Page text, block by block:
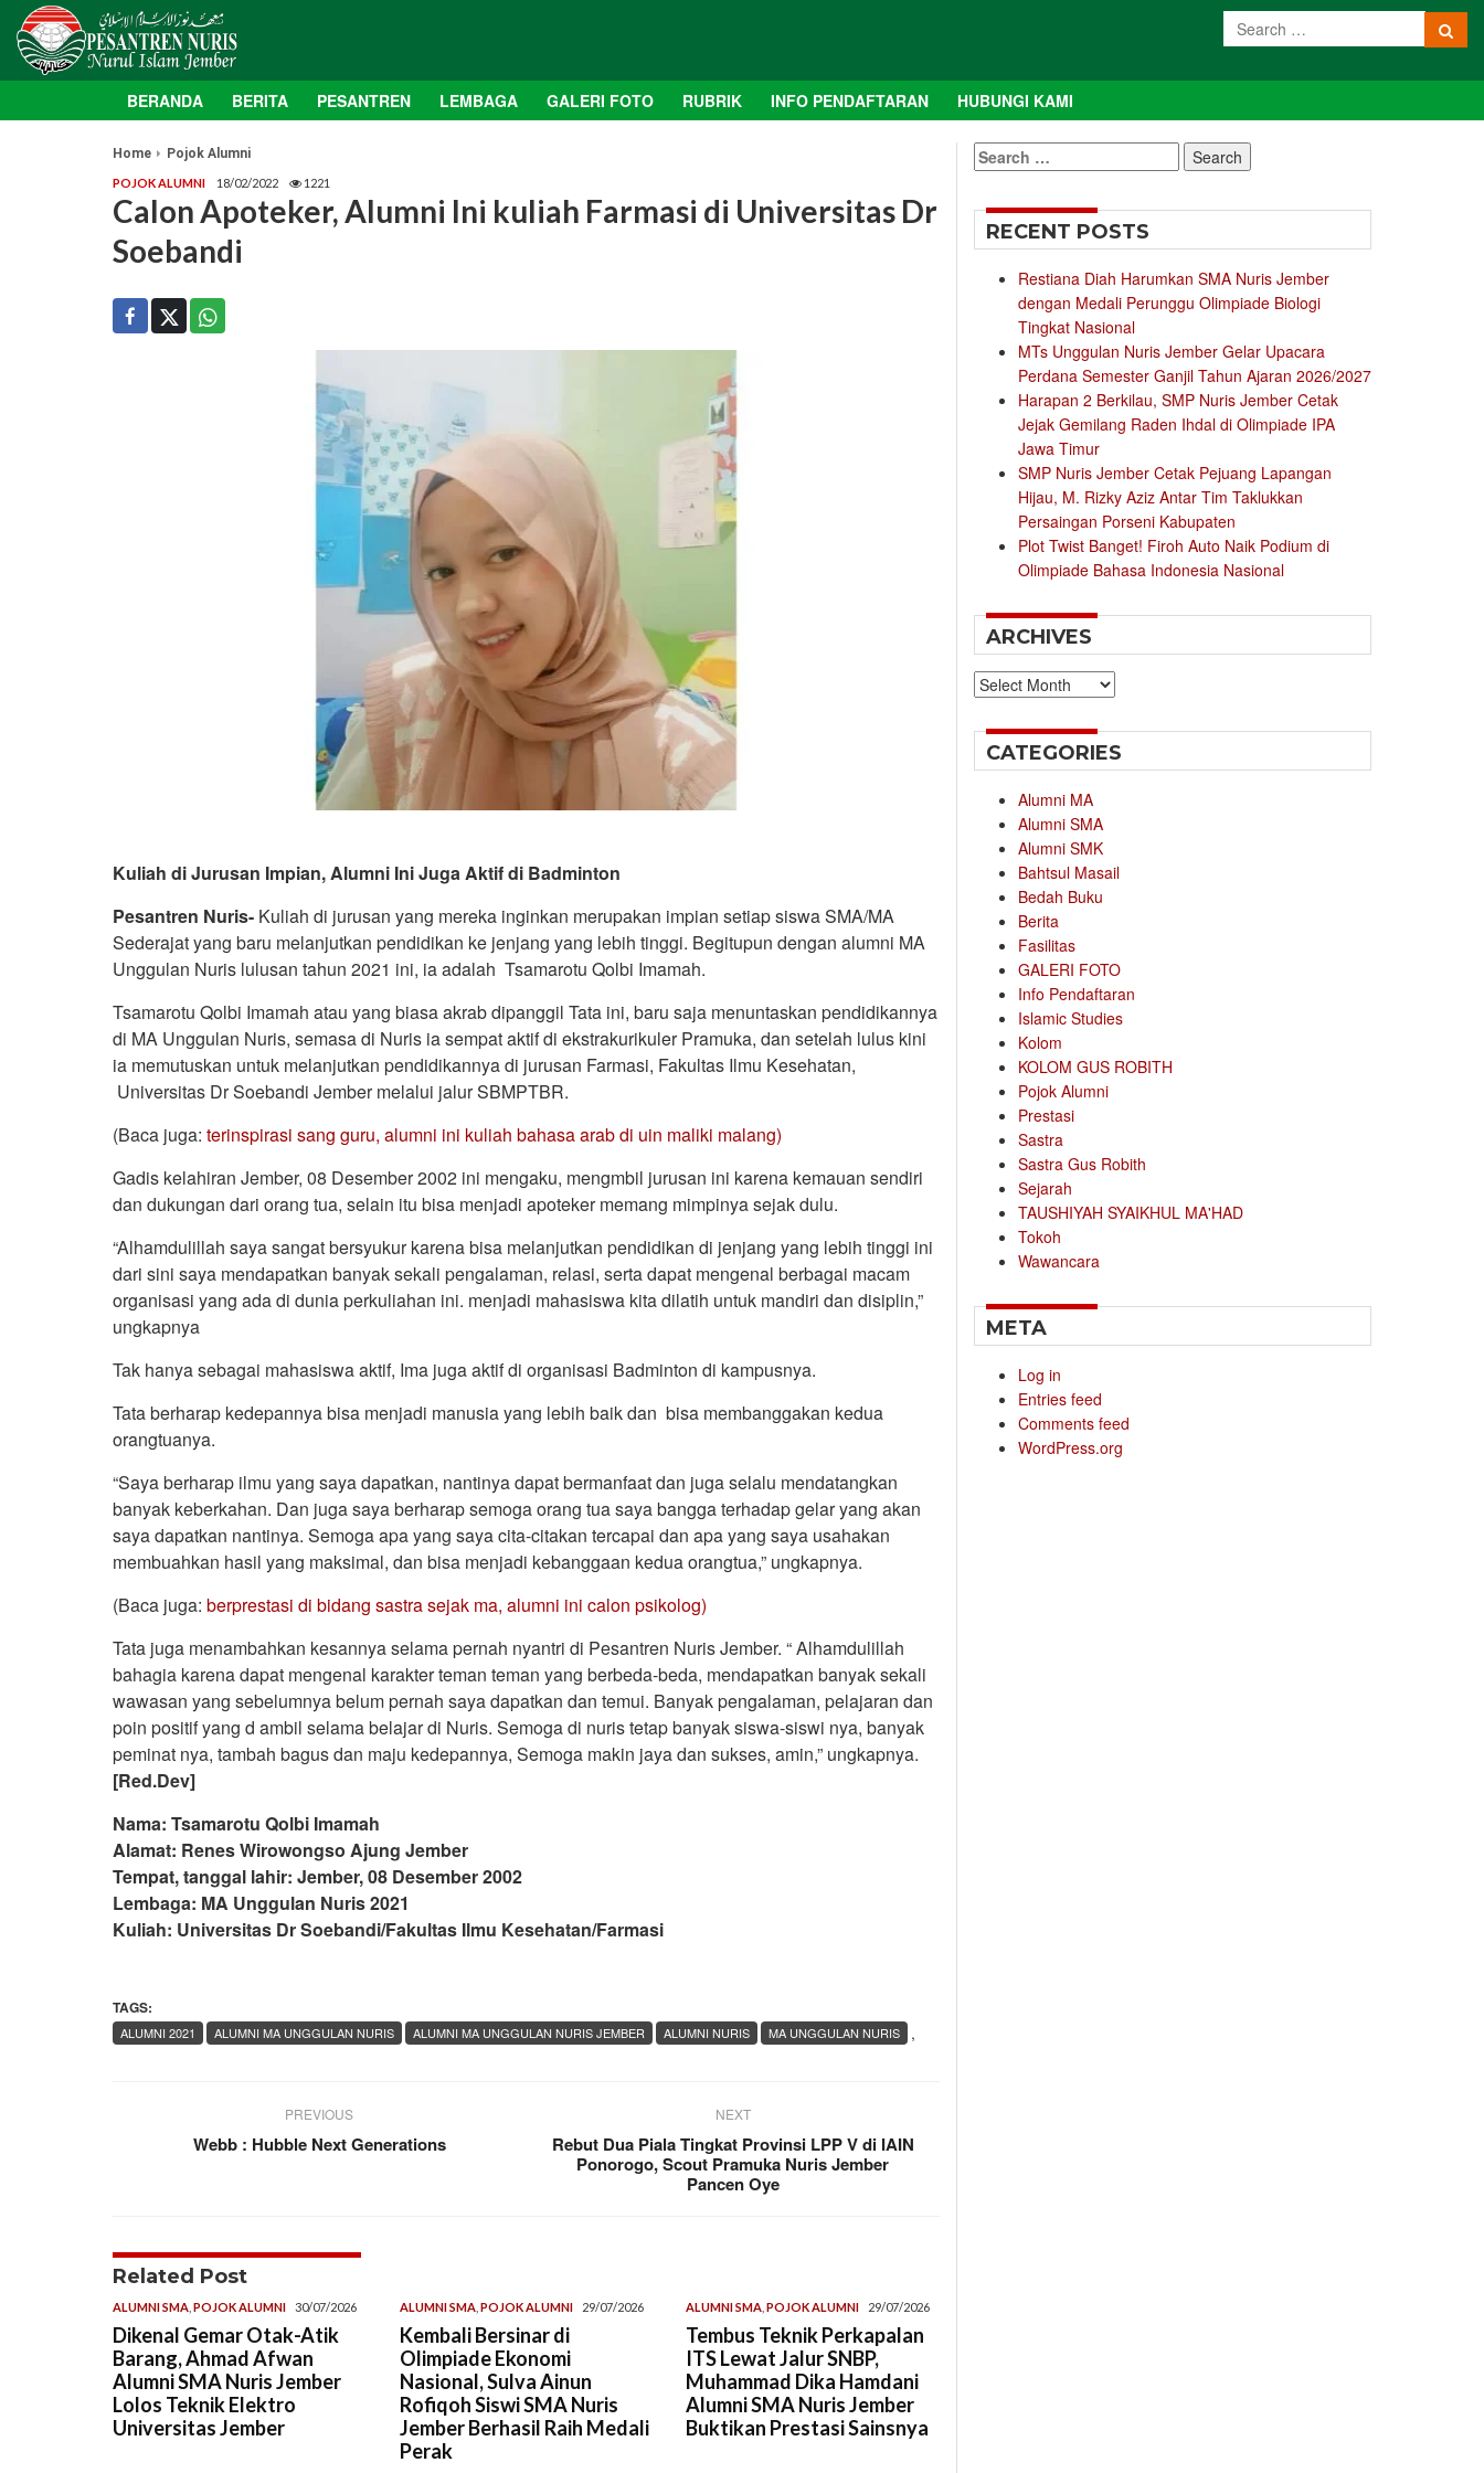
BERANDA BERITA PESANTREN LEMBAGA GALERI FOTO RUBRIK INFO PENDAFTARAN HUBUNGI KAMI
Home Pojok Alumni
POJOK ALUMNI 18/02/2022 1221
Calon Apoteker, Alumni Ini kuliah Farmasi di Universitas Dr
Soebandi
Kuliah di Jurusan Impian, Alumni Ini Juga Aktif di Badminton
Pesantren Nuris- Kuliah di jurusan yang mereka inginkan merupakan impian setiap siswa SMA/MA
Sederajat yang baru melanjutkan pendidikan ke jenjang yang lebih tinggi. Begitupun dengan alumni MA
Unggulan Nuris lulusan tahun 2021 ini, ia adalah Tsamarotu Qolbi Imamah.
Tsamarotu Qolbi Imamah atau yang biasa akrab dipanggil Tata ini, baru saja menuntaskan pendidikannya
di MA Unggulan Nuris, semasa di Nuris ia sempat aktif di ekstrakurikuler Pramuka, dan setelah lulus kini
ia memutuskan untuk melanjutkan pendidikannya di jurusan Farmasi, Fakultas Ilmu Kesehatan,
Universitas Dr Soebandi Jember melalui jalur SBMPTBR.
(Baca juga: terinspirasi sang guru, alumni ini kuliah bahasa arab di uin maliki malang)
Gadis kelahiran Jember, 08 Desember 2002 ini mengaku, mengmbil jurusan ini karena kemauan sendiri
dan dukungan dari orang tua, selain itu bisa menjadi apoteker memang mimpinya sejak dulu.
“Alhamdulillah saya sangat bersyukur karena bisa melanjutkan pendidikan di jenjang yang lebih tinggi ini
dari sini saya mendapatkan banyak sekali pengalaman, relasi, serta dapat mengenal berbagai macam
organisasi yang ada di dunia perkuliahan ini. menjadi mahasiswa kita dilatih untuk mandiri dan disiplin,”
ungkapnya
Tak hanya sebagai mahasiswa aktif, Ima juga aktif di organisasi Badminton di kampusnya.
Tata berharap kedepannya bisa menjadi manusia yang lebih baik dan bisa membanggakan kedua
orangtuanya.
“Saya berharap ilmu yang saya dapatkan, nantinya dapat bermanfaat dan juga selalu mendatangkan
banyak keberkahan. Dan juga saya berharap semoga orang tua saya bangga terhadap gelar yang akan
saya dapatkan nantinya. Semoga apa yang saya cita-citakan tercapai dan apa yang saya usahakan
membuahkan hasil yang maksimal, dan bisa menjadi kebanggaan kedua orangtua,” ungkapnya.
(Baca juga: berprestasi di bidang sastra sejak ma, alumni ini calon psikolog)
Tata juga menambahkan kesannya selama pernah nyantri di Pesantren Nuris Jember. “ Alhamdulillah
bahagia karena dapat mengenal karakter teman teman yang berbeda-beda, mendapatkan banyak sekali
wawasan yang sebelumnya belum pernah saya dapatkan dan temui. Banyak pengalaman, pelajaran dan
poin positif yang d ambil selama belajar di Nuris. Semoga di nuris tetap banyak siswa-siswi nya, banyak
peminat nya, tambah bagus dan maju kedepannya, Semoga makin jaya dan sukses, amin,” ungkapnya.
[Red.Dev]
Nama: Tsamarotu Qolbi Imamah
Alamat: Renes Wirowongso Ajung Jember
Tempat, tanggal lahir: Jember, 08 Desember 2002
Lembaga: MA Unggulan Nuris 2021
Kuliah: Universitas Dr Soebandi/Fakultas Ilmu Kesehatan/Farmasi
TAGS:
,
ALUMNI 2021 ALUMNI MA UNGGULAN NURIS ALUMNI MA UNGGULAN NURIS JEMBER ALUMNI NURIS MA UNGGULAN NURIS
PREVIOUS
Webb : Hubble Next Generations
NEXT
Rebut Dua Piala Tingkat Provinsi LPP V di IAIN
Ponorogo, Scout Pramuka Nuris Jember
Pancen Oye
Related Post
ALUMNI SMA POJOK ALUMNI 30/07/2026
Dikenal Gemar Otak-Atik
Barang, Ahmad Afwan
Alumni SMA Nuris Jember
Lolos Teknik Elektro
Universitas Jember
ALUMNI SMA, POJOK ALUMNI 29/07/2026
Kembali Bersinar di
Olimpiade Ekonomi
Nasional, Sulva Ainun
Rofiqoh Siswi SMA Nuris
Jember Berhasil Raih Medali
Perak
ALUMNI SMA ,POJOK ALUMNI 29/07/2026
Tembus Teknik Perkapalan
ITS Lewat Jalur SNBP,
Muhammad Dika Hamdani
Alumni SMA Nuris Jember
Buktikan Prestasi Sainsnya
Search
for:
RECENT POSTS
Restiana Diah Harumkan SMA Nuris Jember
dengan Medali Perunggu Olimpiade Biologi
Tingkat Nasional
MTs Unggulan Nuris Jember Gelar Upacara
Perdana Semester Ganjil Tahun Ajaran 2026/2027
Harapan 2 Berkilau, SMP Nuris Jember Cetak
Jejak Gemilang Raden Ihdal di Olimpiade IPA
Jawa Timur
SMP Nuris Jember Cetak Pejuang Lapangan
Hijau, M. Rizky Aziz Antar Tim Taklukkan
Persaingan Porseni Kabupaten
Plot Twist Banget! Firoh Auto Naik Podium di
Olimpiade Bahasa Indonesia Nasional
ARCHIVES
Archives
CATEGORIES
Alumni MA
Alumni SMA
Alumni SMK
Bahtsul Masail
Bedah Buku
Berita
Fasilitas
GALERI FOTO
Info Pendaftaran
Islamic Studies
Kolom
KOLOM GUS ROBITH
Pojok Alumni
Prestasi
Sastra
Sastra Gus Robith
Sejarah
TAUSHIYAH SYAIKHUL MA'HAD
Tokoh
Wawancara
META
Log in
Entries feed
Comments feed
WordPress.org